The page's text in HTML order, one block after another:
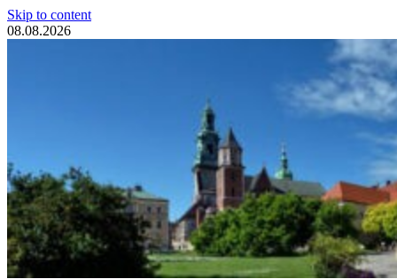
Skip to content
08.08.2026